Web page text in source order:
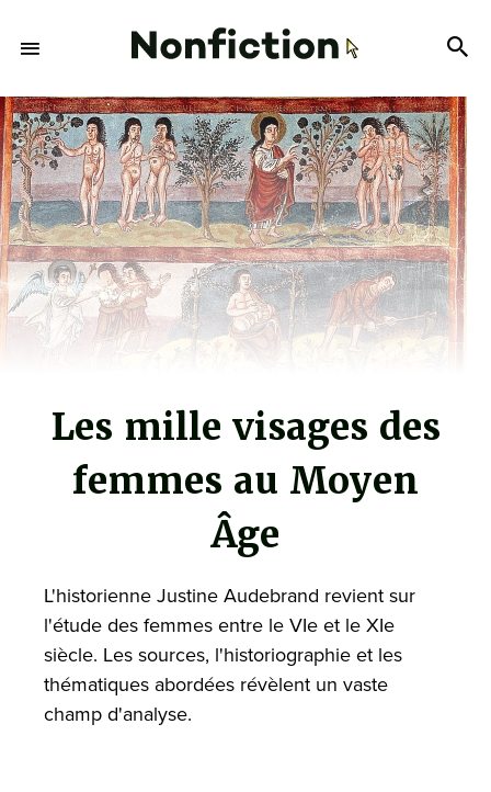
Les mille visages des
femmes au Moyen
Âge
L'historienne Justine Audebrand revient sur
l'étude des femmes entre le VIe et le XIe
siècle. Les sources, l'historiographie et les
thématiques abordées révèlent un vaste
champ d'analyse.